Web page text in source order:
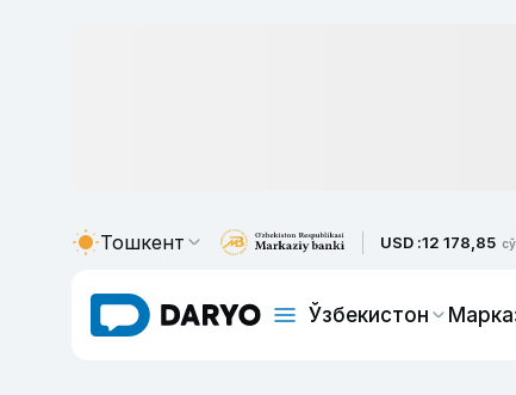
Тошкент USD :12 178,85
Ўзбекистон